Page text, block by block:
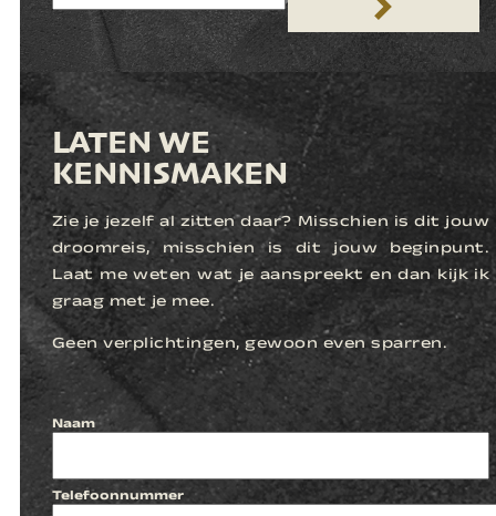
LATEN WE
KENNISMAKEN
Zie je jezelf al zitten daar? Misschien is dit jouw
droomreis, misschien is dit jouw beginpunt.
Laat me weten wat je aanspreekt en dan kijk ik
graag met je mee.
Geen verplichtingen, gewoon even sparren.
Naam
Telefoonnummer